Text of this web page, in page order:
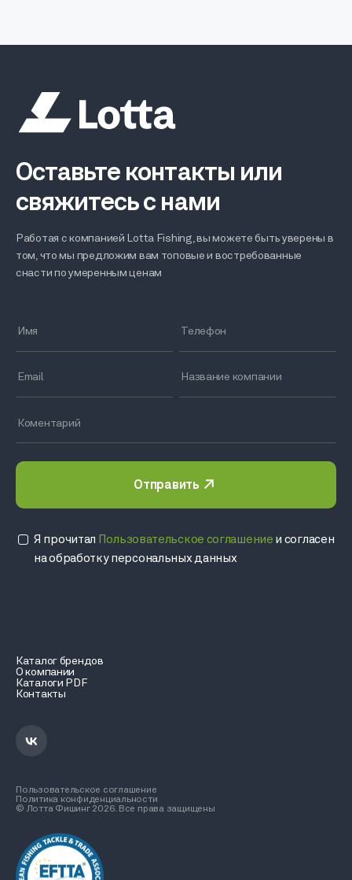
Каталог брендов
О компании
Каталоги PDF
Контакты
Пользовательское соглашение
Политика конфиденциальности
© Лотта Фишинг 2026. Все права защищены
Оставьте контакты или
свяжитесь с нами
Работая с компанией Lotta Fishing, вы можете быть уверены в
том, что мы предложим вам топовые и востребованные
снасти по умеренным ценам
Отправить
Я прочитал Пользовательское соглашение и согласен
на обработку персональных данных